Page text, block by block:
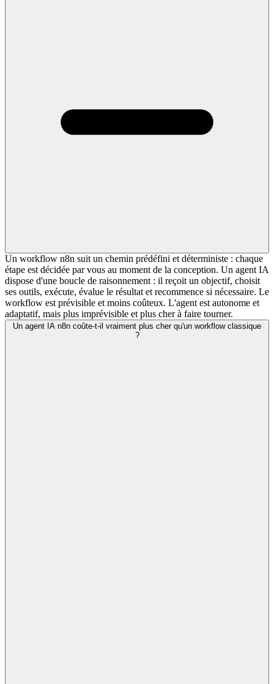
Un workflow n8n suit un chemin prédéfini et déterministe : chaque
étape est décidée par vous au moment de la conception. Un agent IA
dispose d'une boucle de raisonnement : il reçoit un objectif, choisit
ses outils, exécute, évalue le résultat et recommence si nécessaire. Le
workflow est prévisible et moins coûteux. L'agent est autonome et
adaptatif, mais plus imprévisible et plus cher à faire tourner.
Un agent IA n8n coûte-t-il vraiment plus cher qu'un workflow classique
?